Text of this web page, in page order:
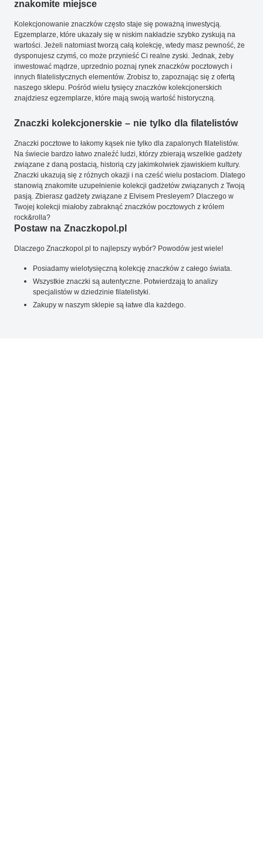
znakomite miejsce
Kolekcjonowanie znaczków często staje się poważną inwestycją.
Egzemplarze, które ukazały się w niskim nakładzie szybko zyskują na
wartości. Jeżeli natomiast tworzą całą kolekcję, wtedy masz pewność, że
dysponujesz czymś, co może przynieść Ci realne zyski. Jednak, żeby
inwestować mądrze, uprzednio poznaj rynek znaczków pocztowych i
innych filatelistycznych elementów. Zrobisz to, zapoznając się z ofertą
naszego sklepu. Pośród wielu tysięcy znaczków kolekcjonerskich
znajdziesz egzemplarze, które mają swoją wartość historyczną.
Znaczki kolekcjonerskie – nie tylko dla filatelistów
Znaczki pocztowe to łakomy kąsek nie tylko dla zapalonych filatelistów.
Na świecie bardzo łatwo znaleźć ludzi, którzy zbierają wszelkie gadżety
związane z daną postacią, historią czy jakimkolwiek zjawiskiem kultury.
Znaczki ukazują się z różnych okazji i na cześć wielu postaciom. Dlatego
stanowią znakomite uzupełnienie kolekcji gadżetów związanych z Twoją
pasją. Zbierasz gadżety związane z Elvisem Presleyem? Dlaczego w
Twojej kolekcji miałoby zabraknąć znaczków pocztowych z królem
rock&rolla?
Postaw na Znaczkopol.pl
Dlaczego Znaczkopol.pl to najlepszy wybór? Powodów jest wiele!
Posiadamy wielotysięczną kolekcję znaczków z całego świata.
Wszystkie znaczki są autentyczne. Potwierdzają to analizy
specjalistów w dziedzinie filatelistyki.
Zakupy w naszym sklepie są łatwe dla każdego.